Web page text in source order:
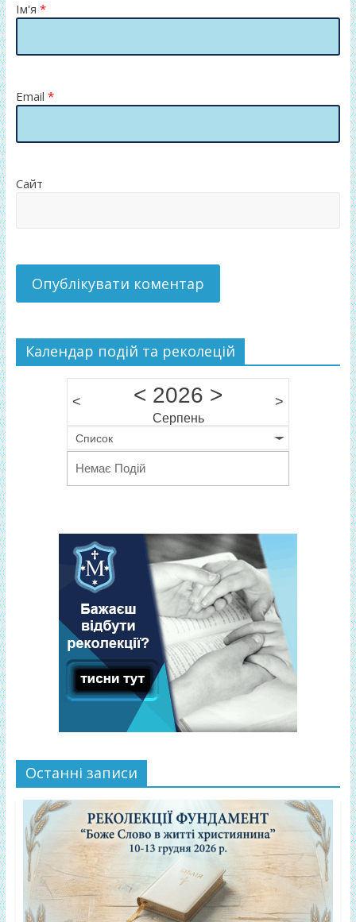
Ім'я *
Email *
Сайт
Календар подій та реколецій
< < 2026 >
Серпень
>
Список
Немає Подій
Останні записи